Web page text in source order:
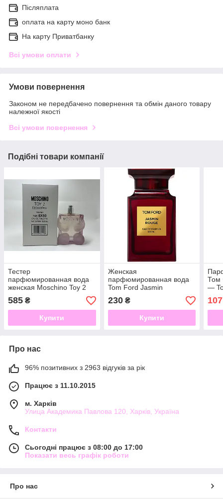
Післяплата
оплата на карту моно банк
На карту Приватбанку
Всі умови оплати
Умови повернення
Законом не передбачено повернення та обмін даного товару
належної якості
Всі умови повернення
Подібні товари компанії
Тестер
парфюмированная вода
женская Moschino Toy 2
Bubble Gum (Москино
Бабл Гам) 100мл ( БЕЗ
КРИШКИ)
585 ₴
Купити
Женская
парфюмированная вода
Tom Ford Jasmin
Rouge(Том Форд жасмин
руж) 100 мл
230₴
Купити
Том
—
55
107
Про нас
96% позитивних з 2963 відгуків за рік
Працює з 11.10.2015
м. Харків
Улица Академика Павлова 120, Харків, Україна
Контакти
Сьогодні працює з 08:00 до 17:00
Показати весь графік роботи
Про нас